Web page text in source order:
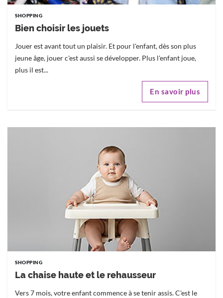
SHOPPING
Bien choisir les jouets
Jouer est avant tout un plaisir. Et pour l'enfant, dès son plus
jeune âge, jouer c'est aussi se développer. Plus l'enfant joue,
plus il est...
En savoir plus
SHOPPING
La chaise haute et le rehausseur
Vers 7 mois, votre enfant commence à se tenir assis. C'est le